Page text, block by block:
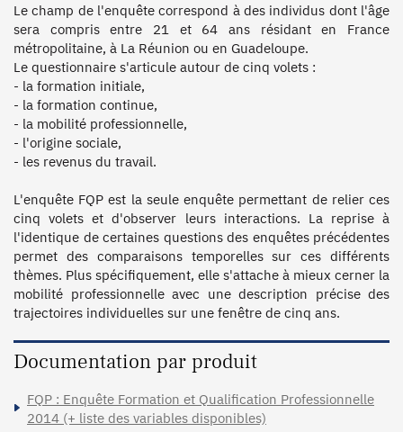
Le champ de l'enquête correspond à des individus dont l'âge
sera compris entre 21 et 64 ans résidant en France
métropolitaine, à La Réunion ou en Guadeloupe.
Le questionnaire s'articule autour de cinq volets :
- la formation initiale,
- la formation continue,
- la mobilité professionnelle,
- l'origine sociale,
- les revenus du travail.
L'enquête FQP est la seule enquête permettant de relier ces
cinq volets et d'observer leurs interactions. La reprise à
l'identique de certaines questions des enquêtes précédentes
permet des comparaisons temporelles sur ces différents
thèmes. Plus spécifiquement, elle s'attache à mieux cerner la
mobilité professionnelle avec une description précise des
Documentation par produit
FQP : Enquête Formation et Qualification Professionnelle
2014 (+ liste des variables disponibles)